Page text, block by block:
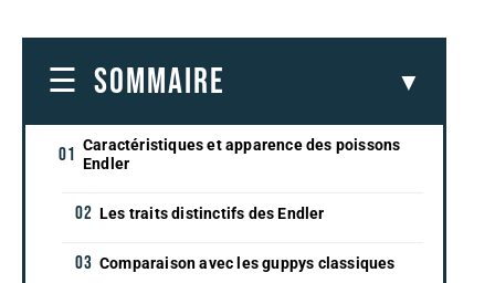
SOMMAIRE
Caractéristiques et apparence des poissons
Endler
Les traits distinctifs des Endler
Comparaison avec les guppys classiques